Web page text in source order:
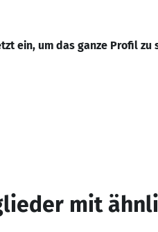
ein, um das ganze Profil zu
mit